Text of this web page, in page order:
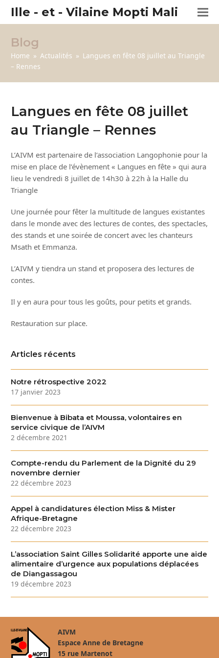
Ille - et - Vilaine Mopti Mali
Blog
Home » Actualités » Langues en fête 08 juillet au Triangle
– Rennes
Langues en fête 08 juillet
au Triangle – Rennes
L’AIVM est partenaire de l’association Langophonie pour la
mise en place de l’évènement « Langues en fête » qui aura
lieu le vendredi 8 juillet de 14h30 à 22h à la Halle du
Triangle
Une journée pour fêter la multitude de langues existantes
dans le monde avec des lectures de contes, des spectacles,
des stands et une soirée de concert avec les chanteurs
Msath et Emmanza.
L’AIVM y tiendra un stand et proposera des lectures de
contes.
Il y en aura pour tous les goûts, pour petits et grands.
Restauration sur place.
Articles récents
Notre rétrospective 2022
17 janvier 2023
Bienvenue à Bibata et Moussa, volontaires en
service civique de l’AIVM
2 décembre 2021
Compte-rendu du Parlement de la Dignité du 29
novembre dernier
22 décembre 2023
Appel à candidatures élection Miss & Mister
Afrique-Bretagne
22 décembre 2023
L’association Saint Gilles Solidarité apporte une aide
alimentaire d’urgence aux populations déplacées
de Diangassagou
19 décembre 2023
AIVM
Espace Anne de Bretagne
15 rue Martenot